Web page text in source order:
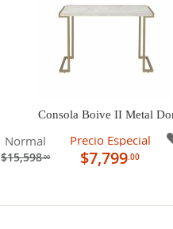
Consola Boive II Metal
Normal
$15,598.00
Precio Especial
$7,799.00
Agregar
carrito